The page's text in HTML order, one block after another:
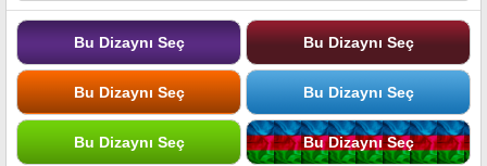
Bu Dizaynı Seç Bu Dizaynı Seç
Bu Dizaynı Seç Bu Dizaynı Seç
Bu Dizaynı Seç Bu Dizaynı Seç